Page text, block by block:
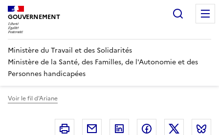
Panneau de gestion des cookies
GOUVERNEMENT
Ministère du Travail et des Solidarités
Ministère de la Santé, des Familles, de l'Autonomie et des
Personnes handicapées
Voir le fil d'Ariane
Imprimer Courriel Linkedin FacebookTwitter